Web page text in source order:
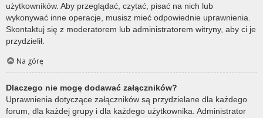
użytkowników. Aby przeglądać, czytać, pisać na nich lub
wykonywać inne operacje, musisz mieć odpowiednie uprawnienia.
Skontaktuj się z moderatorem lub administratorem witryny, aby ci je
przydzielił.
Na górę
Dlaczego nie mogę dodawać załączników?
Uprawnienia dotyczące załączników są przydzielane dla każdego
forum, dla każdej grupy i dla każdego użytkownika. Administrator